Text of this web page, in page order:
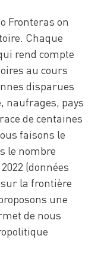
Fronteras on
Chaque
rend compte
au cours
disparues
naufrages, pays
de centaines
faisons le
le nombre
(données
sur la frontière
une
de nous